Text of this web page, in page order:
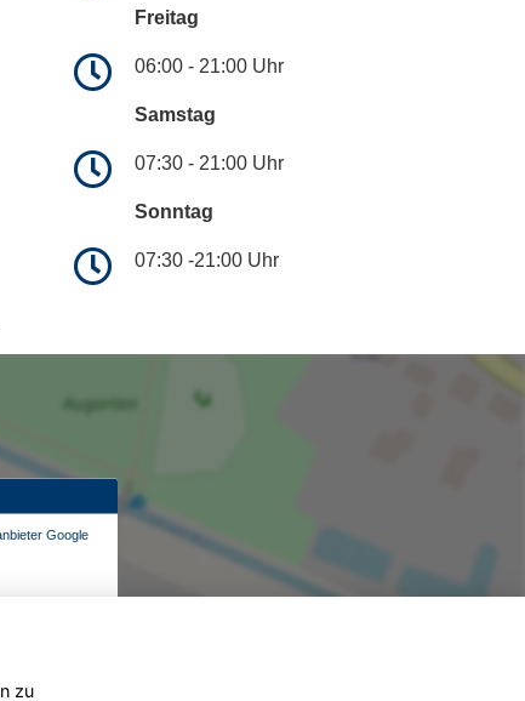
Freitag
06:00 - 21:00 Uhr
Samstag
07:30 - 21:00 Uhr
Sonntag
07:30 -21:00 Uhr
Google
zu